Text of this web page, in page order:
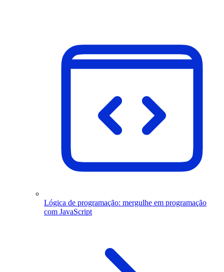
Lógica de programação: mergulhe em programação
com JavaScript